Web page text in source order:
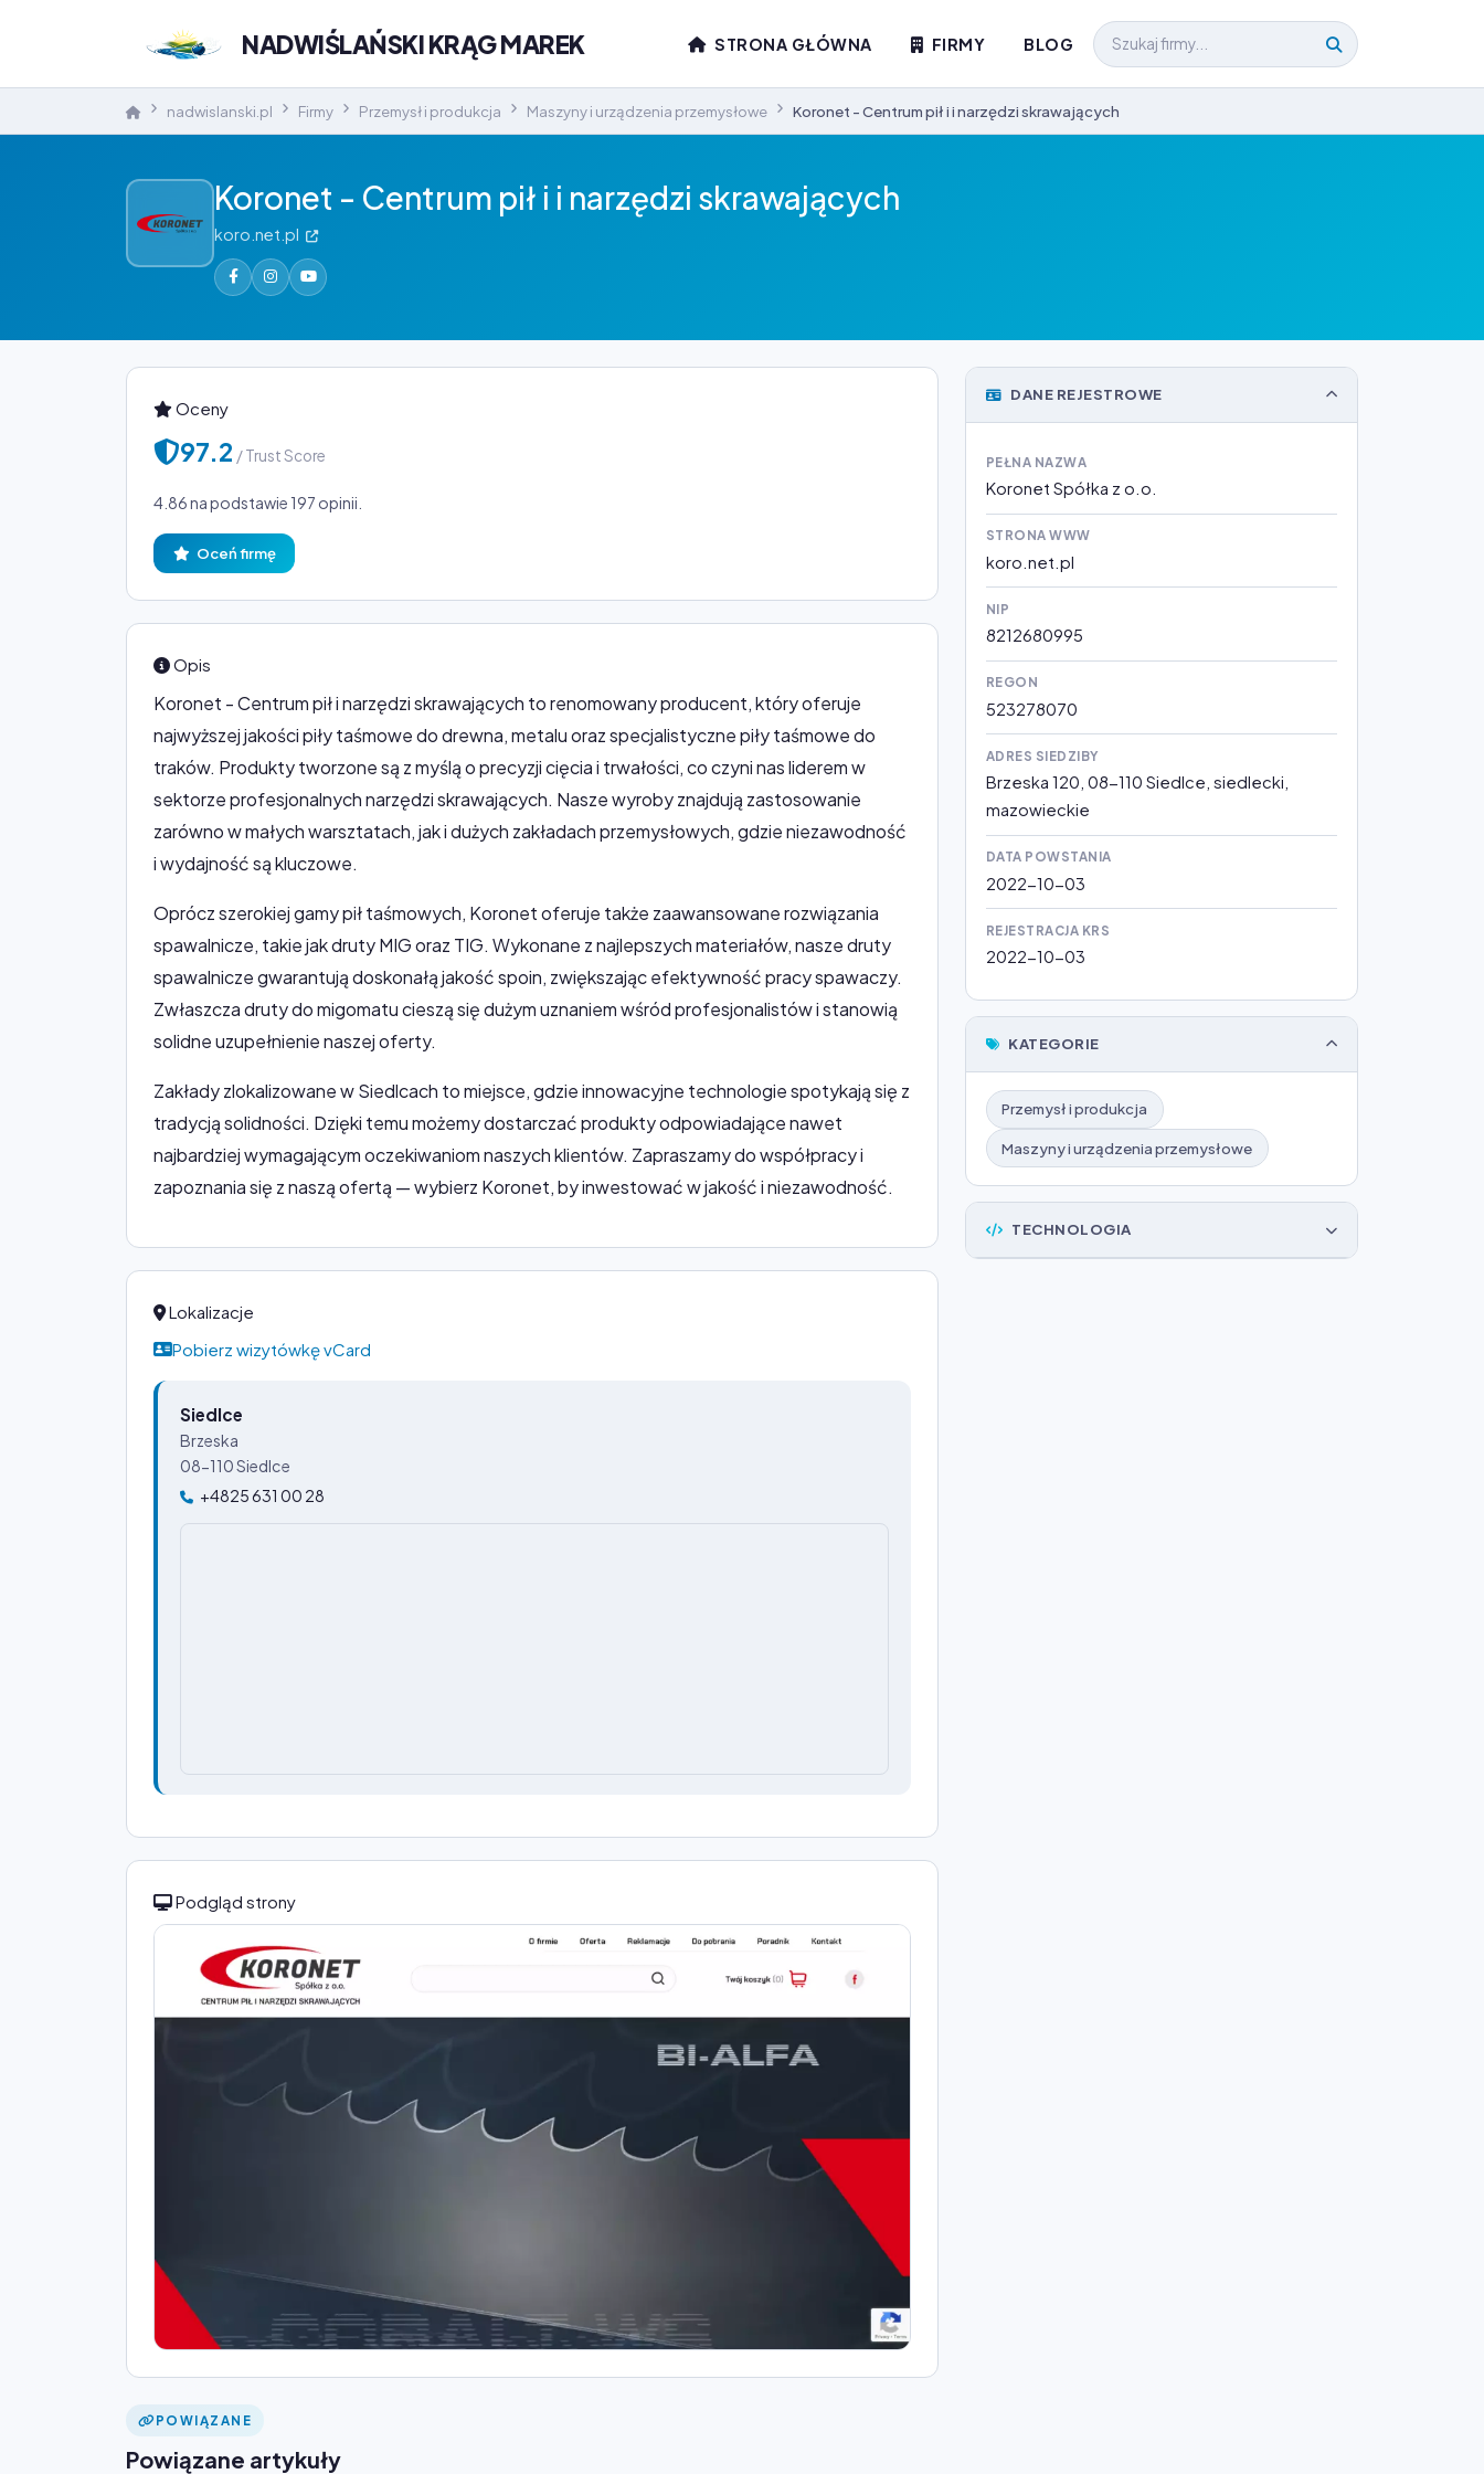
NADWIŚLAŃSKI KRĄG MAREK STRONA GŁÓWNA FIRMY BLOG
nadwislanski.pl Firmy Przemysł i produkcja Maszyny i urządzenia przemysłowe Koronet - Centrum pił i i narzędzi skrawających
Koronet - Centrum pił i i narzędzi skrawających
koro.net.pl
DANE REJESTROWE
PEŁNA NAZWA
Koronet Spółka z o.o.
STRONA WWW
koro.net.pl
NIP
8212680995
REGON
523278070
ADRES SIEDZIBY
Brzeska 120, 08-110 Siedlce, siedlecki,
mazowieckie
DATA POWSTANIA
2022-10-03
REJESTRACJA KRS
2022-10-03
KATEGORIE
Przemysł i produkcja
Maszyny i urządzenia przemysłowe
TECHNOLOGIA
Oceny
97.2 / Trust Score
4.86 na podstawie 197 opinii.
Oceń firmę
Opis
Koronet - Centrum pił i narzędzi skrawających to renomowany producent, który oferuje
najwyższej jakości piły taśmowe do drewna, metalu oraz specjalistyczne piły taśmowe do
traków. Produkty tworzone są z myślą o precyzji cięcia i trwałości, co czyni nas liderem w
sektorze profesjonalnych narzędzi skrawających. Nasze wyroby znajdują zastosowanie
zarówno w małych warsztatach, jak i dużych zakładach przemysłowych, gdzie niezawodność
i wydajność są kluczowe.
Oprócz szerokiej gamy pił taśmowych, Koronet oferuje także zaawansowane rozwiązania
spawalnicze, takie jak druty MIG oraz TIG. Wykonane z najlepszych materiałów, nasze druty
spawalnicze gwarantują doskonałą jakość spoin, zwiększając efektywność pracy spawaczy.
Zwłaszcza druty do migomatu cieszą się dużym uznaniem wśród profesjonalistów i stanowią
solidne uzupełnienie naszej oferty.
Zakłady zlokalizowane w Siedlcach to miejsce, gdzie innowacyjne technologie spotykają się z
tradycją solidności. Dzięki temu możemy dostarczać produkty odpowiadające nawet
najbardziej wymagającym oczekiwaniom naszych klientów. Zapraszamy do współpracy i
zapoznania się z naszą ofertą — wybierz Koronet, by inwestować w jakość i niezawodność.
Lokalizacje
Pobierz wizytówkę vCard
Siedlce
Brzeska
08-110 Siedlce
+4825 631 00 28
Podgląd strony
POWIĄZANE
Powiązane artykuły